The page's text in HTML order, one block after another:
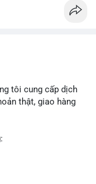
nhất!
chất lượng với giá
tôi cung cấp dịch
thật, giao hàng